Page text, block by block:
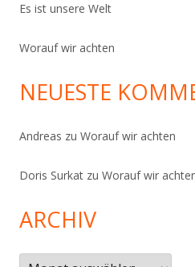
Es ist unsere Welt
Worauf wir achten
NEUESTE
Andreas zu Worauf wir achten
Doris Surkat zu Worauf wir
ARCHIV